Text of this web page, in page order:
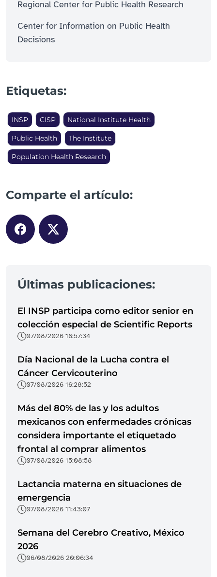
Regional Center for Public Health Research
Center for Information on Public Health
Decisions
Etiquetas:
INSP CISP National Institute Health
Public Health The Institute
Population Health Research
Comparte el artículo:
Últimas publicaciones:
El INSP participa como editor senior en
colección especial de Scientific Reports
07/08/2026 16:57:34
Día Nacional de la Lucha contra el
Cáncer Cervicouterino
07/08/2026 16:28:52
Más del 80% de las y los adultos
mexicanos con enfermedades crónicas
considera importante el etiquetado
frontal al comprar alimentos
07/08/2026 15:08:58
Lactancia materna en situaciones de
emergencia
07/08/2026 11:43:07
Semana del Cerebro Creativo, México
2026
06/08/2026 20:06:34